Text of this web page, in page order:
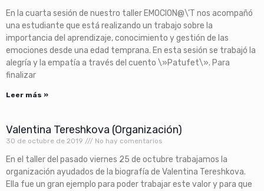
En la cuarta sesión de nuestro taller EMOCION@\’T nos acompañó
una estudiante que está realizando un trabajo sobre la
importancia del aprendizaje, conocimiento y gestión de las
emociones desde una edad temprana. En esta sesión se trabajó la
alegría y la empatía a través del cuento \»Patufet\». Para
finalizar
Leer más »
Valentina Tereshkova (Organización)
30 de octubre de 2019 No hay comentarios
En el taller del pasado viernes 25 de octubre trabajamos la
organización ayudados de la biografía de Valentina Tereshkova.
Ella fue un gran ejemplo para poder trabajar este valor y para que